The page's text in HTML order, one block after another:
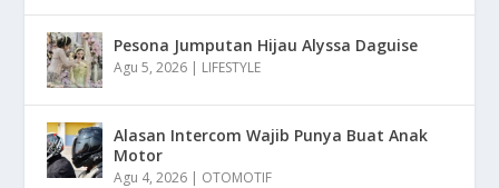
Pesona Jumputan Hijau Alyssa Daguise
Agu 5, 2026 | LIFESTYLE
Alasan Intercom Wajib Punya Buat Anak
Motor
Agu 4, 2026 | OTOMOTIF